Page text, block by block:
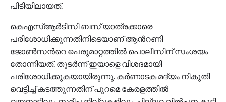
പിടിയിലായത്.
കെഎസ്ആര്‍ടിസി ബസ് യാത്രക്കാരെ
പരിശോധിക്കുന്നതിനിടെയാണ് ആന്‍റണി
ജോണ്‍സന്‍റെ പെരുമാറ്റത്തില്‍ പൊലീസിന് സംശയം
തോന്നിയത്. തുടര്‍ന്ന് ഇയാളെ വിശദമായി
പരിശോധിക്കുകയായിരുന്നു. കര്‍ണാടക മദ്യം നികുതി
വെട്ടിച്ച് കടത്തുന്നതിന് പുറമെ കേരളത്തില്‍